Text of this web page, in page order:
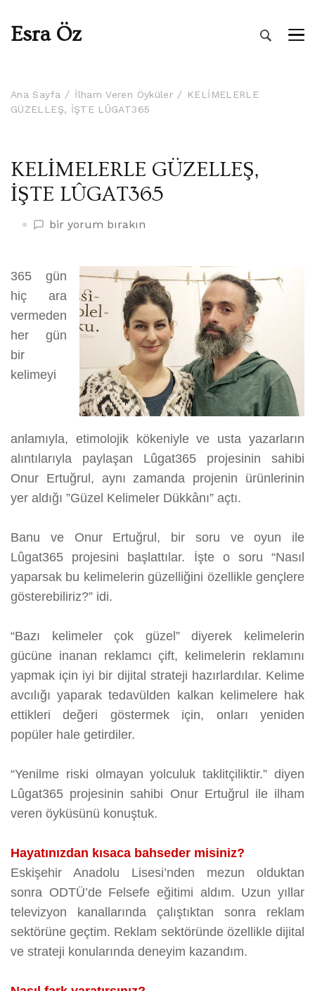
Esra Öz
Ana Sayfa İlham Veren Öyküler
KELİMELERLE
GÜZELLEŞ, İŞTE LÛGAT365
KELİMELERLE GÜZELLEŞ,
İŞTE LÛGAT365
KELİMELERLE
LÛGAT365
üzerine
bir yorum bırakın
365 gün
hiç ara
vermeden
her gün
bir
kelimeyi
anlamıyla, etimolojik kökeniyle ve usta yazarların
alıntılarıyla paylaşan Lûgat365 projesinin sahibi
Onur Ertuğrul, aynı zamanda projenin ürünlerinin
yer aldığı ”Güzel Kelimeler Dükkânı” açtı.
Banu ve Onur Ertuğrul, bir soru ve oyun ile
Lûgat365 projesini başlattılar. İşte o soru “Nasıl
yaparsak bu kelimelerin güzelliğini özellikle gençlere
gösterebiliriz?” idi.
“Bazı kelimeler çok güzel” diyerek kelimelerin
gücüne inanan reklamcı çift, kelimelerin reklamını
yapmak için iyi bir dijital strateji hazırlardılar. Kelime
avcılığı yaparak tedavülden kalkan kelimelere hak
ettikleri değeri göstermek için, onları yeniden
popüler hale getirdiler.
“Yenilme riski olmayan yolculuk taklitçiliktir.” diyen
Lûgat365 projesinin sahibi Onur Ertuğrul ile ilham
veren öyküsünü konuştuk.
Hayatınızdan kısaca bahseder misiniz?
Eskişehir Anadolu Lisesi’nden mezun olduktan
sonra ODTÜ’de Felsefe eğitimi aldım. Uzun yıllar
televizyon kanallarında çalıştıktan sonra reklam
sektörüne geçtim. Reklam sektöründe özellikle dijital
ve strateji konularında deneyim kazandım.